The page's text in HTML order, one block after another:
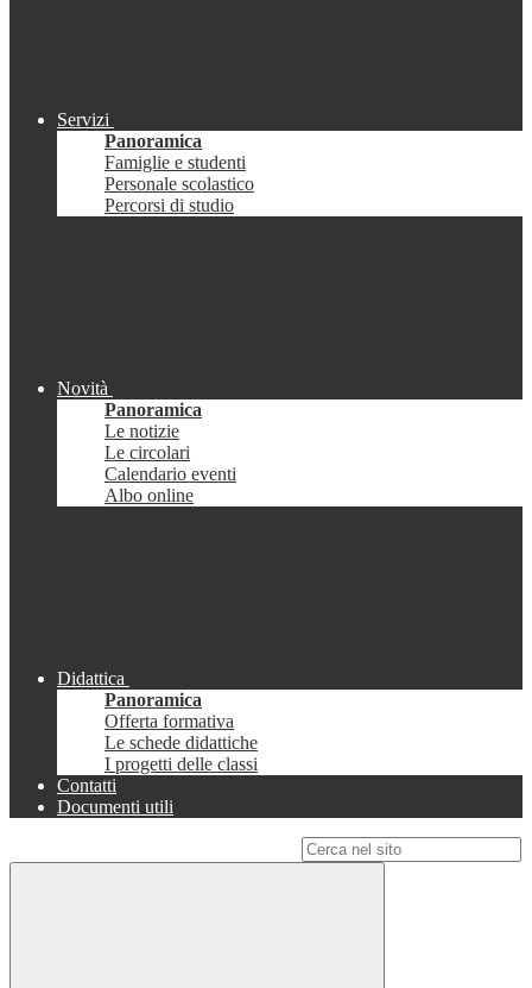
Servizi
Panoramica
Famiglie e studenti
Personale scolastico
Percorsi di studio
Novità
Panoramica
Le notizie
Le circolari
Calendario eventi
Albo online
Didattica
Panoramica
Offerta formativa
Le schede didattiche
I progetti delle classi
Contatti
Documenti utili